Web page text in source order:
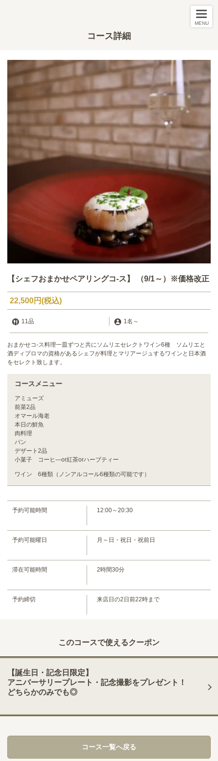
MENU
コース詳細
【シェフおまかせペアリングコ-ス】 （9/1～）※価格改正
22,500円(税込)
11品 1名 ～
おまかせコ-ス料理一皿ずつと共にソムリエセレクトワイン6種 ソムリエと
酒ディプロマの資格があるシェフが料理とマリアージュするワインと日本酒
をセレクト致します。
コースメニュー
アミューズ
前菜2品
オマール海老
本日の鮮魚
肉料理
パン
デザート2品
小菓子 コーヒ―or紅茶orハーブティー
ワイン 6種類（ノンアルコール6種類の可能です）
予約可能時間 12:00～20:30
予約可能曜日 月～日・祝日・祝前日
滞在可能時間 2時間30分
予約締切 来店日の2日前22時まで
このコースで使えるクーポン
【誕生日・記念日限定】
アニバーサリープレート・記念撮影をプレゼント！
どちらかのみでも◎
コース一覧へ戻る
この店舗情報をシェアする
【シェフおまかせペアリングコ-ス】 （9/1～）※価格改正 |
Chef Okazaki cuisine francaise
https://chef-okazaki.owst.jp/courses/207924664
お店情報をコピー
閉じる